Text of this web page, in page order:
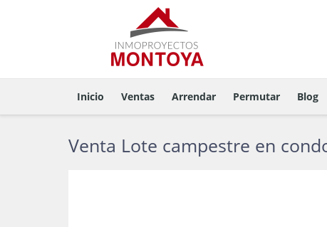
Inicio Ventas Arrendar Permutar Blog
Venta Lote campestre en